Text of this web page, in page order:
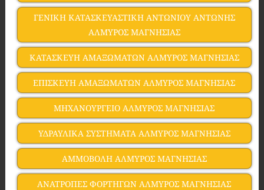
ΓΕΝΙΚΗ ΚΑΤΑΣΚΕΥΑΣΤΙΚΗ ΑΝΤΩΝΙΟΥ ΑΝΤΩΝΗΣ
ΑΛΜΥΡΟΣ ΜΑΓΝΗΣΙΑΣ
ΚΑΤΑΣΚΕΥΗ ΑΜΑΞΩΜΑΤΩΝ ΑΛΜΥΡΟΣ ΜΑΓΝΗΣΙΑΣ
ΕΠΙΣΚΕΥΗ ΑΜΑΞΩΜΑΤΩΝ ΑΛΜΥΡΟΣ ΜΑΓΝΗΣΙΑΣ
ΜΗΧΑΝΟΥΡΓΕΙΟ ΑΛΜΥΡΟΣ ΜΑΓΝΗΣΙΑΣ
ΥΔΡΑΥΛΙΚΑ ΣΥΣΤΗΜΑΤΑ ΑΛΜΥΡΟΣ ΜΑΓΝΗΣΙΑΣ
ΑΜΜΟΒΟΛΗ ΑΛΜΥΡΟΣ ΜΑΓΝΗΣΙΑΣ
ΑΝΑΤΡΟΠΕΣ ΦΟΡΤΗΓΩΝ ΑΛΜΥΡΟΣ ΜΑΓΝΗΣΙΑΣ